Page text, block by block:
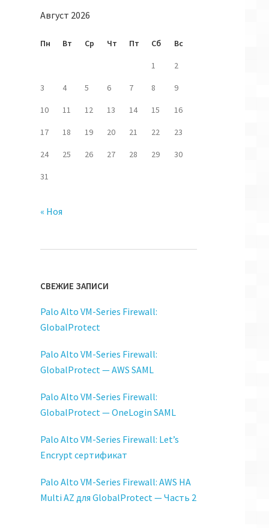
Август 2026
Пн Вт Ср Чт Пт Сб Вс
1 2
3 4 5 6 7 8 9
10 11 12 13 14 15 16
17 18 19 20 21 22 23
24 25 26 27 28 29 30
31
« Ноя
СВЕЖИЕ ЗАПИСИ
Palo Alto VM-Series Firewall:
GlobalProtect
Palo Alto VM-Series Firewall:
GlobalProtect — AWS SAML
Palo Alto VM-Series Firewall:
GlobalProtect — OneLogin SAML
Palo Alto VM-Series Firewall: Let’s
Encrypt сертификат
Palo Alto VM-Series Firewall: AWS HA
Multi AZ для GlobalProtect — Часть 2